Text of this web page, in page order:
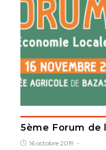
5ème Forum de
16 octobre 2019